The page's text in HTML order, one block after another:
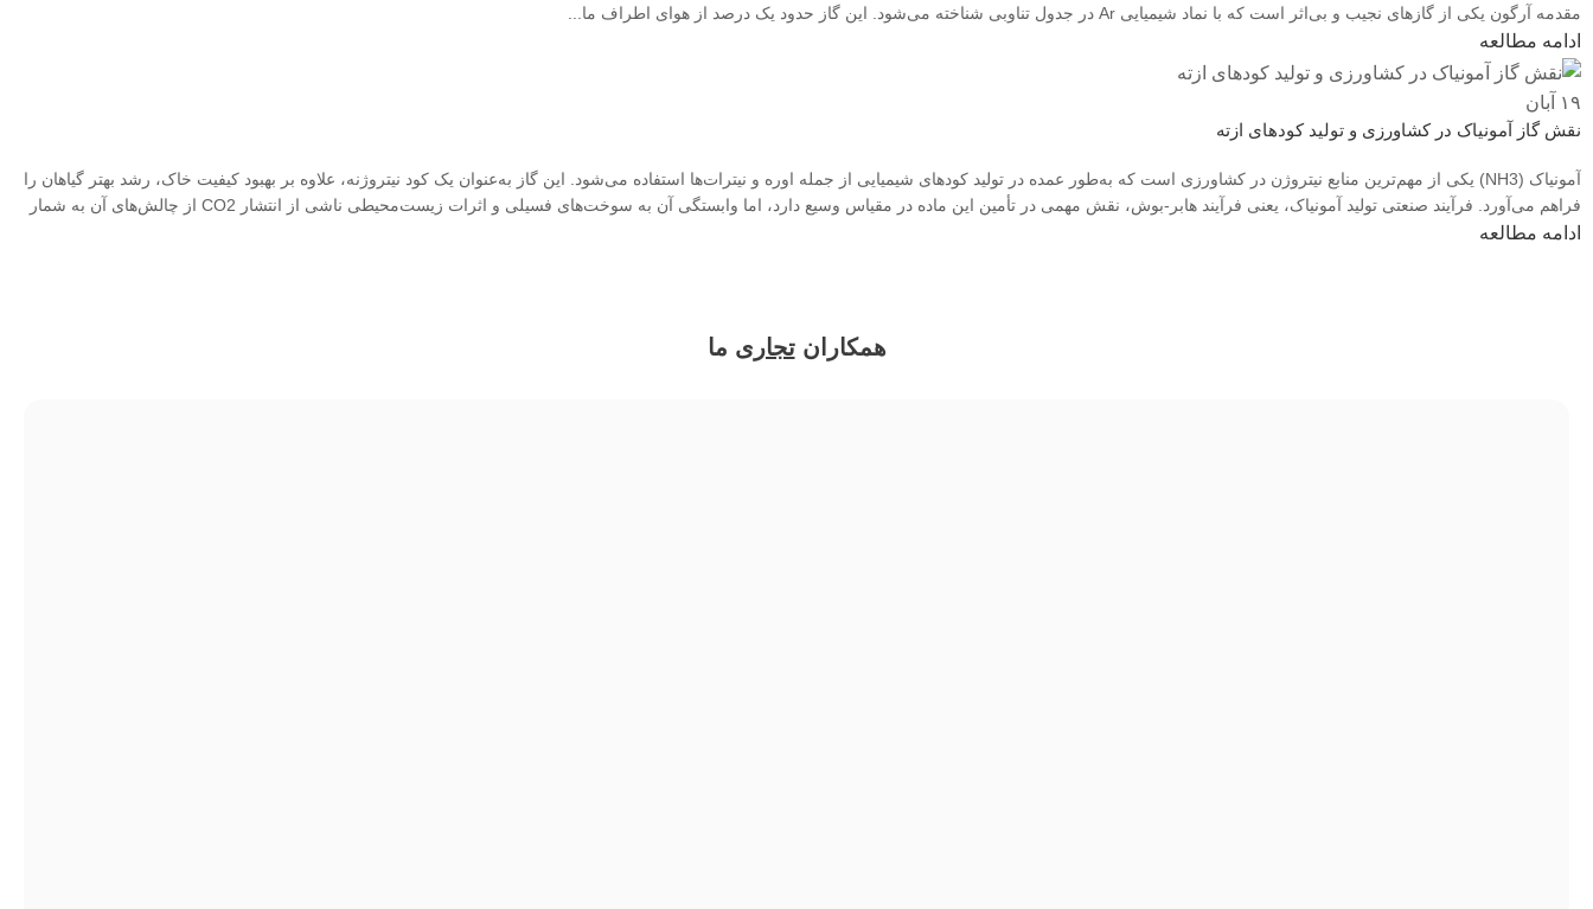
مقدمه‌ آرگون یکی از گازهای نجیب و بی‌اثر است که با نماد شیمیایی Ar در جدول تناوبی شناخته می‌شود. این گاز حدود یک درصد از هوای اطراف ما...
ادامه مطالعه
۱۹
آبان
نقش گاز آمونیاک در کشاورزی و تولید کودهای ازته
آمونیاک (NH3) یکی از مهم‌ترین منابع نیتروژن در کشاورزی است که به‌طور عمده در تولید کودهای شیمیایی از جمله اوره و نیترات‌ها استفاده می‌شود. این گاز به‌عنوان یک کود نیتروژنه، علاوه بر بهبود کیفیت خاک، رشد بهتر گیاهان را
فراهم می‌آورد. فرآیند صنعتی تولید آمونیاک، یعنی فرآیند هابر-بوش، نقش مهمی در تأمین این ماده در مقیاس وسیع دارد، اما وابستگی آن به سوخت‌های فسیلی و اثرات زیست‌محیطی ناشی از انتشار CO2 از چالش‌های آن به شمار
می‌رود.
ادامه مطالعه
همکارانتجاری ما